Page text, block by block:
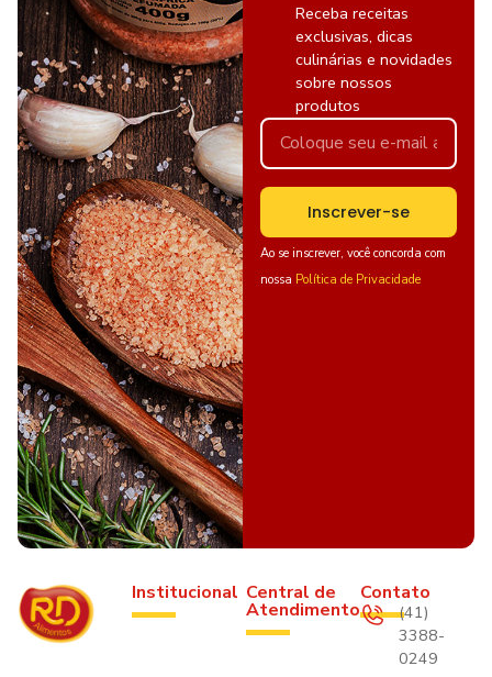
Receba receitas
exclusivas, dicas
culinárias e novidades
sobre nossos
produtos
Inscrever-se
Ao se inscrever, você concorda com
nossa Política de Privacidade
Institucional Central de
Atendimento
Contato
(41)
3388-
0249